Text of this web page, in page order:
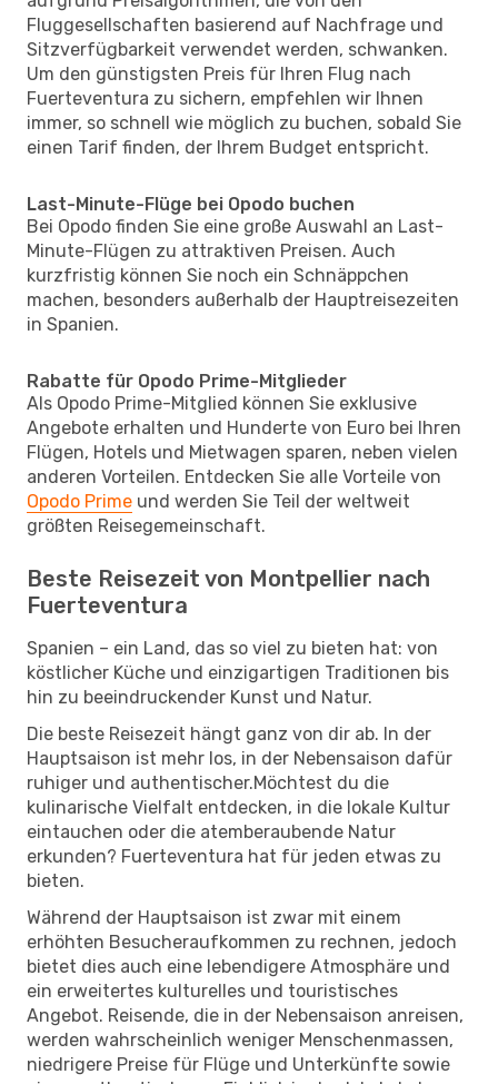
Fluggesellschaften basierend auf Nachfrage und
Sitzverfügbarkeit verwendet werden, schwanken.
Um den günstigsten Preis für Ihren Flug nach
Fuerteventura zu sichern, empfehlen wir Ihnen
immer, so schnell wie möglich zu buchen, sobald Sie
einen Tarif finden, der Ihrem Budget entspricht.
Last-Minute-Flüge bei Opodo buchen
Bei Opodo finden Sie eine große Auswahl an Last-
Minute-Flügen zu attraktiven Preisen. Auch
kurzfristig können Sie noch ein Schnäppchen
machen, besonders außerhalb der Hauptreisezeiten
in Spanien.
Rabatte für Opodo Prime-Mitglieder
Als Opodo Prime-Mitglied können Sie exklusive
Angebote erhalten und Hunderte von Euro bei Ihren
Flügen, Hotels und Mietwagen sparen, neben vielen
anderen Vorteilen. Entdecken Sie alle Vorteile von
Opodo Prime und werden Sie Teil der weltweit
größten Reisegemeinschaft.
Beste Reisezeit von Montpellier nach
Fuerteventura
Spanien – ein Land, das so viel zu bieten hat: von
köstlicher Küche und einzigartigen Traditionen bis
hin zu beeindruckender Kunst und Natur.
Die beste Reisezeit hängt ganz von dir ab. In der
Hauptsaison ist mehr los, in der Nebensaison dafür
ruhiger und authentischer.Möchtest du die
kulinarische Vielfalt entdecken, in die lokale Kultur
eintauchen oder die atemberaubende Natur
erkunden? Fuerteventura hat für jeden etwas zu
bieten.
Während der Hauptsaison ist zwar mit einem
erhöhten Besucheraufkommen zu rechnen, jedoch
bietet dies auch eine lebendigere Atmosphäre und
ein erweitertes kulturelles und touristisches
Angebot. Reisende, die in der Nebensaison anreisen,
werden wahrscheinlich weniger Menschenmassen,
niedrigere Preise für Flüge und Unterkünfte sowie